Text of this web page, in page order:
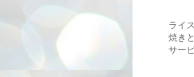
ライ
焼き
サー